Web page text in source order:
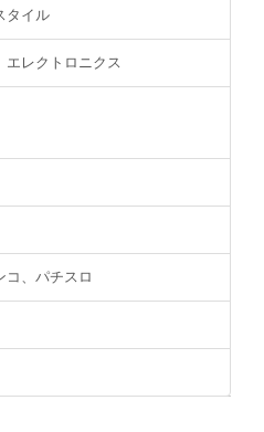
タイル
エレクトロニクス
コ、パチスロ